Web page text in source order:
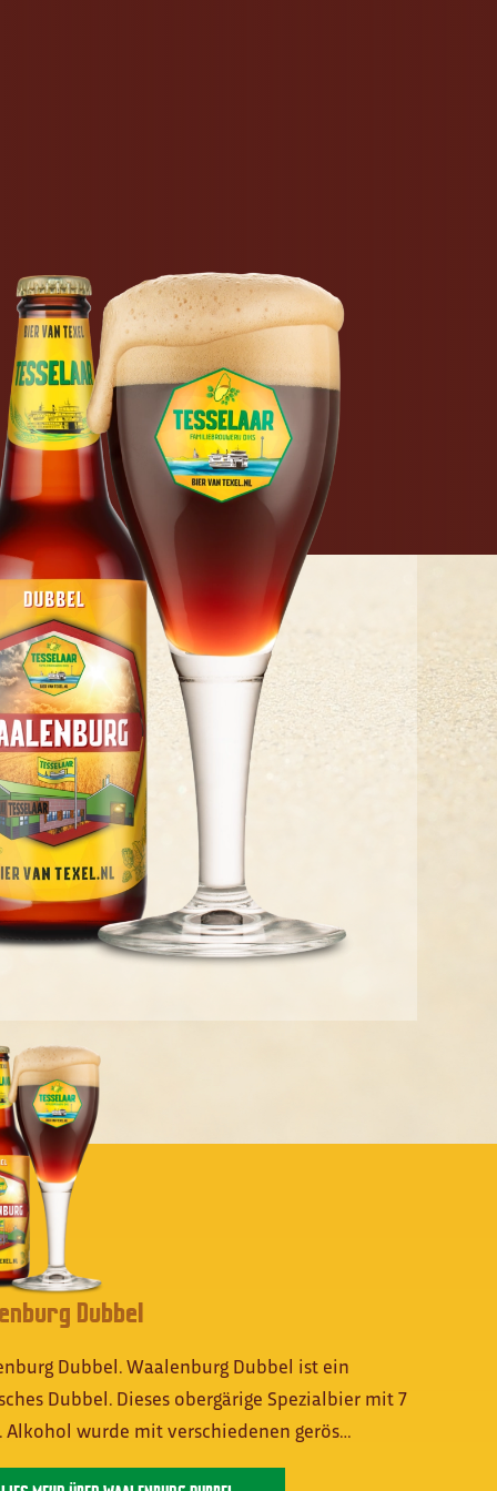
Dubbel
Dubbel. Waalenburg Dubbel ist ein
Dubbel. Dieses obergärige Spezialbier mit 7
Alkohol wurde mit verschiedenen gerös…